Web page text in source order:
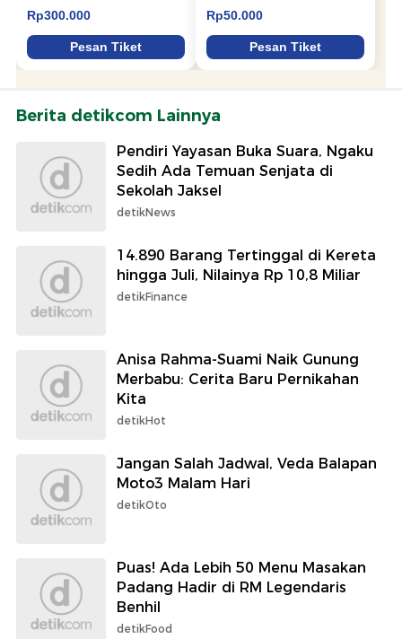
Berita detikcom Lainnya
Pendiri Yayasan Buka Suara, Ngaku
Sedih Ada Temuan Senjata di
Sekolah Jaksel
detikNews
14.890 Barang Tertinggal di Kereta
hingga Juli, Nilainya Rp 10,8 Miliar
detikFinance
Anisa Rahma-Suami Naik Gunung
Merbabu: Cerita Baru Pernikahan
Kita
detikHot
Jangan Salah Jadwal, Veda Balapan
Moto3 Malam Hari
detikOto
Puas! Ada Lebih 50 Menu Masakan
Padang Hadir di RM Legendaris
Benhil
detikFood